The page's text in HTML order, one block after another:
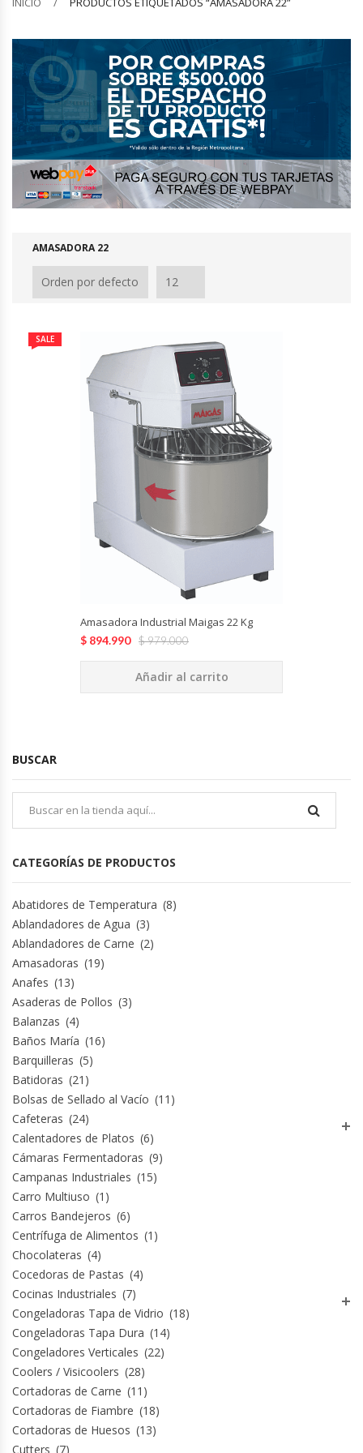
Batidoras
Bolsas De Sellado Al Vacío
Cafeteras
Calentadores De Platos
Campanas Industriales
Cocedoras De Pastas
Cocinas Industriales
Encimeras Eléctricas
Congeladoras Tapa De Vidrio
Congeladoras Tapa Dura
Congeladores Verticales
Cortadoras De Fiambre
Cortadoras De Huesos
Embutidoras
Estanterías Y Repisas
Exhibidoras De Productos Calientes
Expendedoras De Jugo
Exprimidor De Naranjas
Exprimidoras De Cítricos
Extractoras De Jugos
Fabricadoras De Hielo
Formadora De Pizza
Freidoras Industriales
Frigobar
Granizadoras
Hervidores / Percoladores
Hornos A Piso Y Pizzeros
Hornos Cocción Acelerada
Hornos Eléctricos
AMASADORA 22
SALE
Amasadora Industrial Maigas 22 Kg
$979.000
$ 894.990
Añadir al carrito
BUSCAR
CATEGORÍAS DE PRODUCTOS
Abatidores de Temperatura (8)
Ablandadores de Agua (3)
Ablandadores de Carne (2)
Amasadoras (19)
Anafes (13)
Asaderas de Pollos (3)
Balanzas (4)
Baños María (16)
Barquilleras (5)
Batidoras (21)
Bolsas de Sellado al Vacío (11)
Cafeteras (24)
Calentadores de Platos (6)
Cámaras Fermentadoras (9)
Campanas Industriales (15)
Carro Multiuso (1)
Carros Bandejeros (6)
Centrífuga de Alimentos (1)
Chocolateras (4)
Cocedoras de Pastas (4)
Cocinas Industriales (7)
Congeladoras Tapa de Vidrio (18)
Congeladoras Tapa Dura (14)
Congeladores Verticales (22)
Coolers / Visicoolers (28)
Cortadoras de Carne (11)
Cortadoras de Fiambre (18)
Cortadoras de Huesos (13)
Cutters (7)